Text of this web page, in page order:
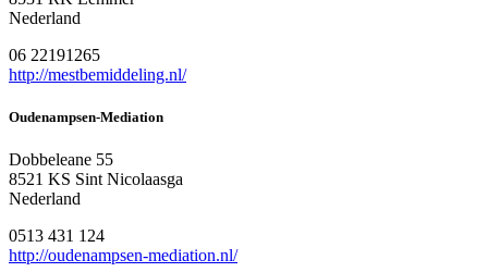
Nederland
06 22191265
http://mestbemiddeling.nl/
Oudenampsen-Mediation
Dobbeleane 55
8521 KS Sint Nicolaasga
Nederland
0513 431 124
http://oudenampsen-mediation.nl/